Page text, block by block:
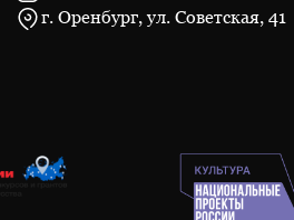
г. Оренбург, ул. Советская, 41